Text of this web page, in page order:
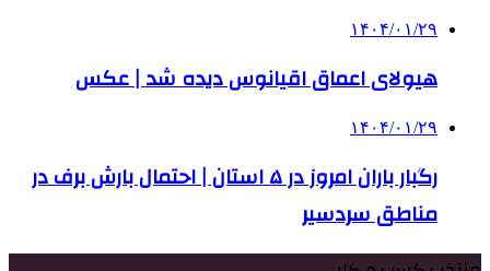
۱۴۰۴/۰۱/۲۹
هیولای اعماق اقیانوس دیده شد | عکس
۱۴۰۴/۰۱/۲۹
رگبار باران امروز در ۵ استان | احتمال بارش برف در
مناطق سردسیر